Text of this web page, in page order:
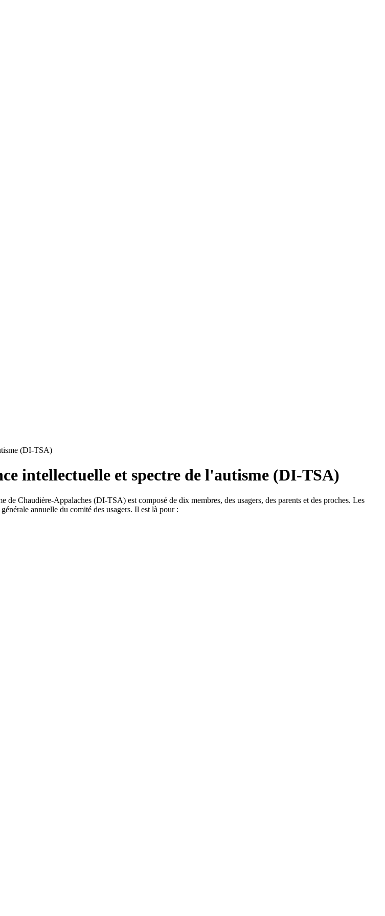
(DI-TSA)
intellectuelle et spectre de l'autisme (DI-TSA)
Chaudière-Appalaches (DI-TSA) est composé de dix membres, des usagers, des parents et des proches. Les
annuelle du comité des usagers. Il est là pour :